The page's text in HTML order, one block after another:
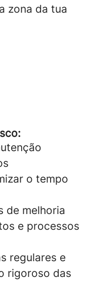
zona da tua
o tempo
de melhoria
e processos
regulares e
rigoroso das